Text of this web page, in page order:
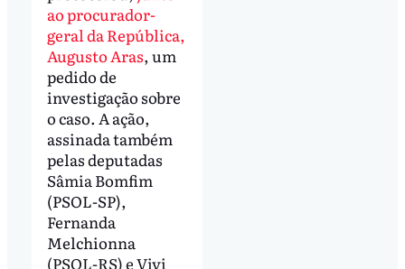
ao procurador-
geral da República,
Augusto Aras, um
pedido de
investigação sobre
o caso. A ação,
assinada também
pelas deputadas
Sâmia Bomfim
(PSOL-SP),
Fernanda
Melchionna
(PSOL-RS) e Vivi